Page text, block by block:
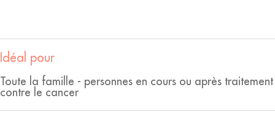
Idéal pour
Toute la famille - personnes en cours ou après traitement
contre le cancer